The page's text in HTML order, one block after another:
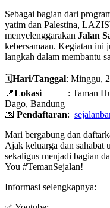
Sebagai bagian dari
yatim dan Palestina,
menyelenggarakan Jalan
kebersamaan. Kegiatan ini
langkah dalam membantu
🗓️Hari/Tanggal: Minggu,
📍Lokasi : Taman
Dago, Bandung
💌 Pendaftaran:
Mari bergabung dan
Ajak keluarga dan sahabat
sekaligus menjadi bagian
You #TemanSejalan!
Informasi selengkapnya: